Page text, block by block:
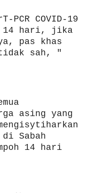
COVID-19
14 hari, jika
pas khas
sah, "
asing yang
Sabah
14 hari